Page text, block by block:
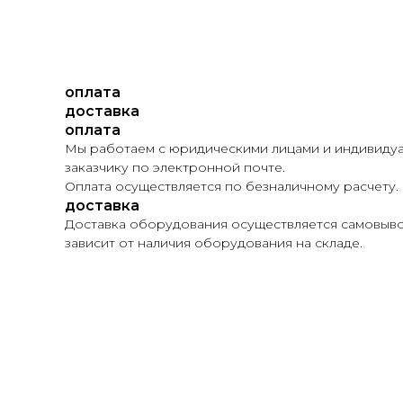
оплата
доставка
оплата
Мы работаем с юридическими лицами и
заказчику по электронной почте.
Оплата осуществляется по безналичному расчету.
доставка
Доставка оборудования осуществляется
зависит от наличия оборудования на складе.